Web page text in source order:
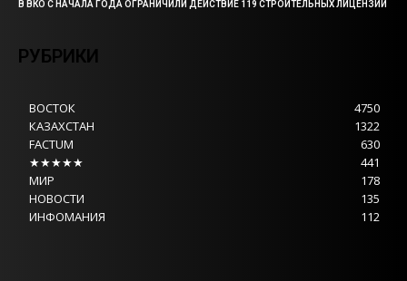
В ВКО С НАЧАЛА ГОДА ОГРАНИЧИЛИ ДЕЙСТВИЕ 119 СТРОИТЕЛЬНЫХ ЛИЦЕНЗИЙ
РУБРИКИ
ВОСТОК
4750
КАЗАХСТАН
1322
FACTUM
630
★★★★★
441
МИР
178
НОВОСТИ
135
ИНФОМАНИЯ
112